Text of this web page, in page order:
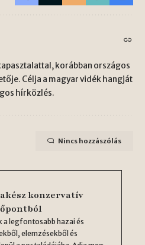
korábban országos
Célja a magyar vidék hangját
hírközlés.
Nincs hozzászólás
konzervatív
a legfontosabb hazai és
elemzésekből és